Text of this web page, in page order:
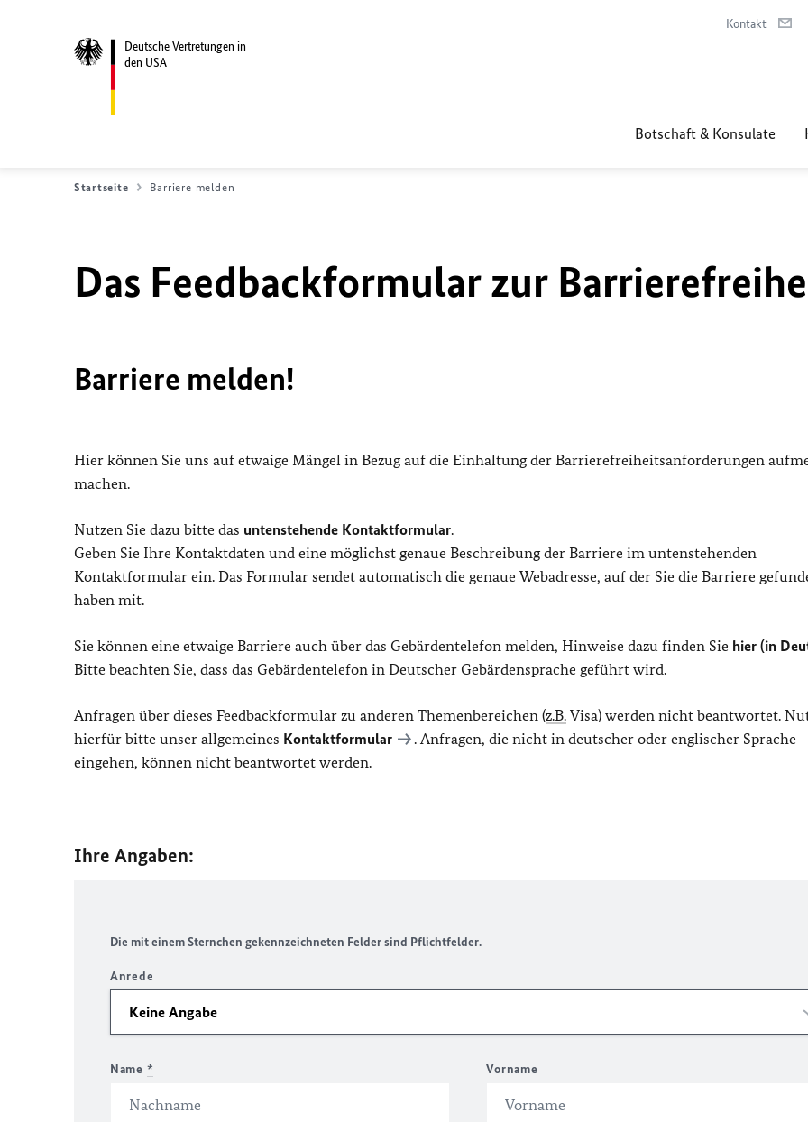
Deutsche Vertretungen in
den USA
Kontakt
Botschaft & Konsulate
Startseite Barriere melden
Das Feedbackformular zur
Barriere melden!
Hier können Sie uns auf etwaige Mängel in Bezug auf die Einhaltung der Barrierefreiheitsanforderungen
machen.
Nutzen Sie dazu bitte das untenstehende Kontaktformular.
Geben Sie Ihre Kontaktdaten und eine möglichst genaue Beschreibung der Barriere im untenstehenden
Kontaktformular ein. Das Formular sendet automatisch die genaue Webadresse, auf der Sie die Barriere
haben mit.
Sie können eine etwaige Barriere auch über das Gebärdentelefon melden, Hinweise dazu finden Sie hier (in
Bitte beachten Sie, dass das Gebärdentelefon in Deutscher Gebärdensprache geführt wird.
Anfragen über dieses Feedbackformular zu anderen Themenbereichen (z.B. Visa) werden nicht beantwortet.
hierfür bitte unser allgemeines Kontaktformular
. Anfragen, die nicht in deutscher oder englischer Sprache
eingehen, können nicht beantwortet werden.
Ihre Angaben:
Die mit einem Sternchen gekennzeichneten Felder sind Pflichtfelder.
Anrede
Name * Vorname